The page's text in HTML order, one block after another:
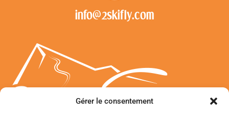
Gérer le consentement
info@2skifly.com